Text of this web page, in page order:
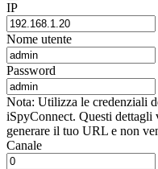
IP
Nome utente
Password
Nota: Utilizza le credenziali
iSpyConnect. Questi dettagli
generare il tuo URL e non
Canale